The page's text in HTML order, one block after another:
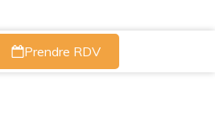
Prendre RDV